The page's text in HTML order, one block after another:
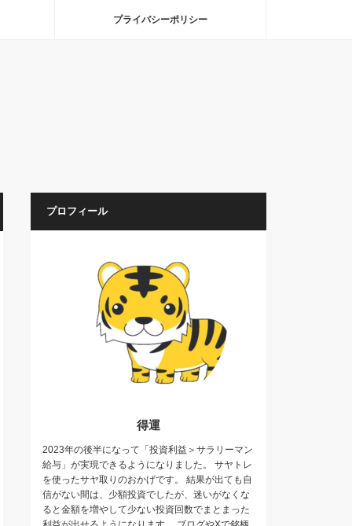
プライバシーポリシー
プロフィール
得運
2023年の後半になって「投資利益＞サラリーマン
給与」が実現できるようになりました。 サヤトレ
を使ったサヤ取りのおかげです。 結果が出ても自
信がない間は、少額投資でしたが、迷いがなくな
ると金額を増やして少ない投資回数でまとまった